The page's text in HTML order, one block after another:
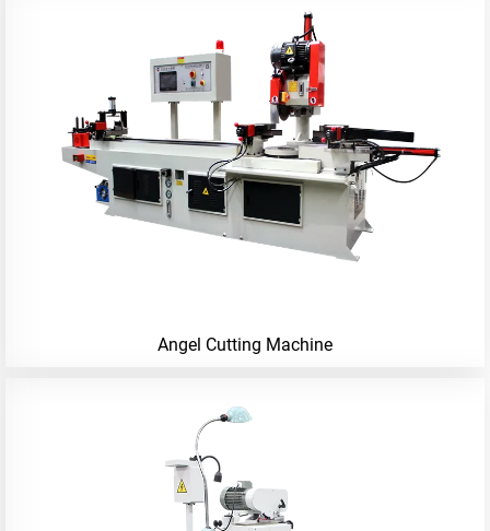
Angel Cutting Machine